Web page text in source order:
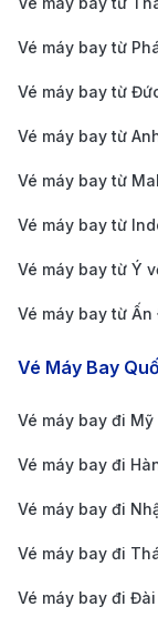
AirAsia
Vietnam
Vietjet Air
Thai Airways
Bookingđể
đặt vé nhanh
Hướng
bay Nội
Vé máy bay từ
Vé máy bay từ
Vé máy bay từ
Vé máy bay từ
Vé máy bay từ
Vé máy bay từ Ý
Vé máy bay từ Ấn
Vé Máy Bay
Vé máy bay đi Mỹ
Vé máy bay đi
Vé máy bay đi
Vé máy bay đi
Vé máy bay đi